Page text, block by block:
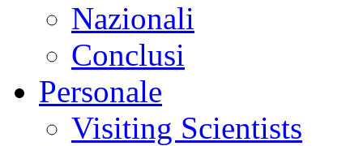
Nazionali
Conclusi
Personale
Visiting Scientists